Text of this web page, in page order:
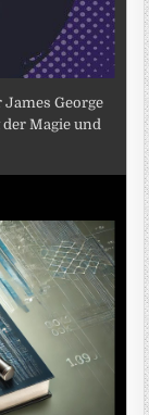
George
Magie und